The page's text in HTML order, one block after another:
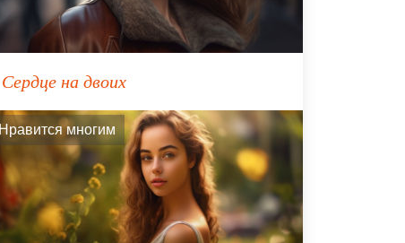
Сердце на двоих
Нравится многим